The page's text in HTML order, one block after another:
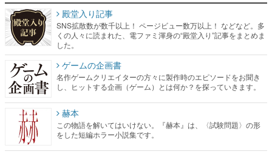
殿堂入り記事
SNS拡散数が数千以上！ ページビュー数万以上！ などなど。多
くの人々に読まれた、電ファミ渾身の“殿堂入り”記事をまとめま
した。
ゲームの企画書
名作ゲームクリエイターの方々に製作時のエピソードをお聞き
し、ヒットする企画（ゲーム）とは何か？を探っていきます。
赫本
この物語を解いてはいけない。『赫本』は、〈試験問題〉の形
をした短編ホラー小説集です。